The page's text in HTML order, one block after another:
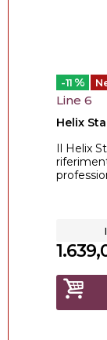
-11 %
Line 6
Helix
Il Helix